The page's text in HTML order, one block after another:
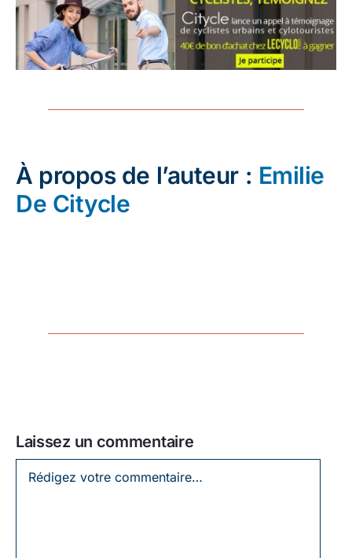
À propos de l’auteur : Emilie
De Citycle
Laissez un commentaire
Laissez